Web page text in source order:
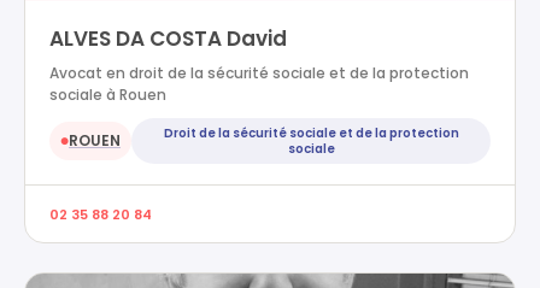
ALVES DA COSTA David
Avocat en droit de la sécurité sociale et de la protection
sociale à Rouen
●ROUEN
Droit de la sécurité sociale et de la protection
sociale
02 35 88 20 84